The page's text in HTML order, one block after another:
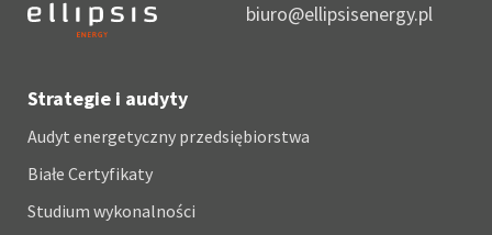
biuro@ellipsisenergy.pl
Strategie i audyty
Audyt energetyczny przedsiębiorstwa
Białe Certyfikaty
Studium wykonalności